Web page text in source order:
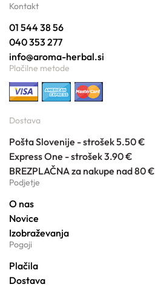
Kontakt
01 544 38 56
040 353 277
info@aroma-herbal.si
Plačilne metode
Dostava
Pošta Slovenije - strošek 5.50 €
Express One - strošek 3.90 €
BREZPLAČNA za nakupe nad 80 €
Podjetje
O nas
Novice
Izobraževanja
Pogoji
Plačila
Dostava